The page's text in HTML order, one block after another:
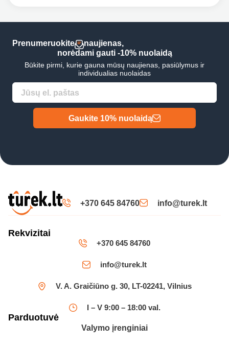
Prenumeruokite
naujienas,
norėdami gauti -10% nuolaidą
Būkite pirmi, kurie gauna mūsų naujienas, pasiūlymus ir
individualias nuolaidas
Gaukite 10% nuolaidą
+370 645 84760 info@turek.lt
Rekvizitai
+370 645 84760
info@turek.lt
V. A. Graičiūno g. 30, LT-02241, Vilnius
I – V 9:00 – 18:00 val.
Parduotuvė
Valymo įrenginiai